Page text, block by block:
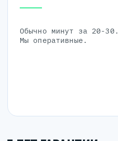
Обычно минут за 20-30.
Мы оперативные.